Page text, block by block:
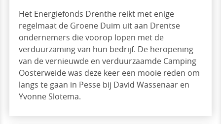
Het Energiefonds Drenthe reikt met enige
regelmaat de Groene Duim uit aan Drentse
ondernemers die voorop lopen met de
verduurzaming van hun bedrijf. De heropening
van de vernieuwde en verduurzaamde Camping
Oosterweide was deze keer een mooie reden om
langs te gaan in Pesse bij David Wassenaar en
Yvonne Slotema.